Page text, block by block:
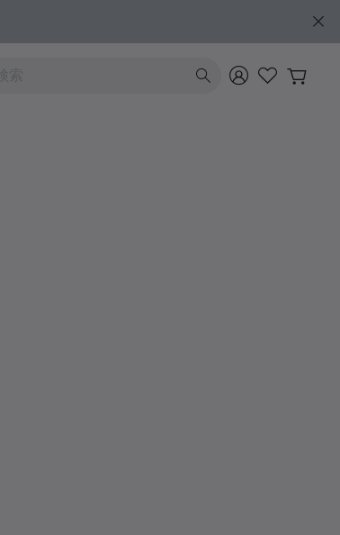
よび下向きの矢印を使うと検索結果を確認できま